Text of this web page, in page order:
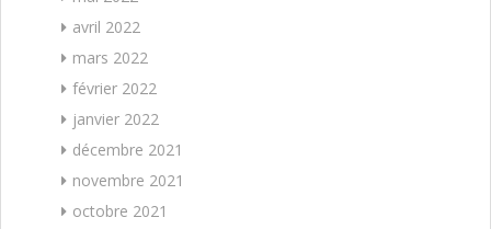
avril 2022
mars 2022
février 2022
janvier 2022
décembre 2021
novembre 2021
octobre 2021